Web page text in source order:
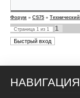
Форум » CS75 »
Страница 1 из 1 1
НАВИГАЦИЯ